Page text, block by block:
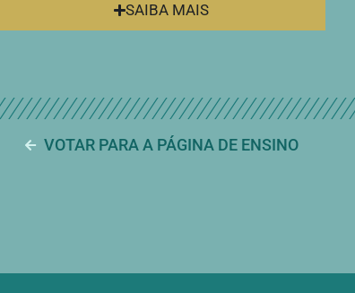
SAIBA MAIS
VOTAR PARA A PÁGINA DE ENSINO